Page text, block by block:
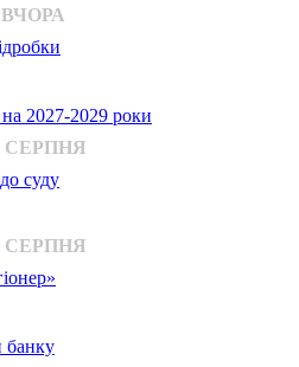
ВЧОРА
на 2027-2029 роки
СЕРПНЯ
суду
СЕРПНЯ
банку